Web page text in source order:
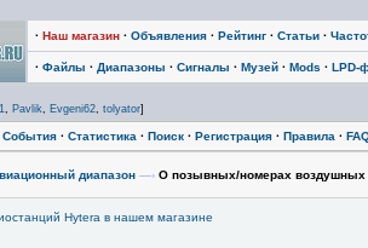
· Наш магазин · Объявления · Рейтинг · Статьи ·
· Файлы · Диапазоны · Сигналы · Музей · Mods · LPD-
, Pavlik, Evgeni62, tolyator]
События · Статистика · Поиск · Регистрация · Правила ·
диапазон —› О позывных/номерах воздушных
Hytera в нашем магазине